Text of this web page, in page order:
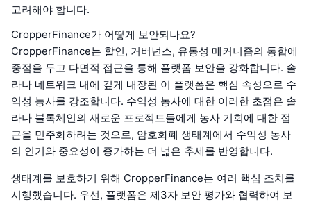
고려해야 합니다.
CropperFinance가 어떻게 보안되나요?
CropperFinance는 할인, 거버넌스, 유동성 메커니즘의 통합에
중점을 두고 다면적 접근을 통해 플랫폼 보안을 강화합니다. 솔
라나 네트워크 내에 깊게 내장된 이 플랫폼은 핵심 속성으로 수
익성 농사를 강조합니다. 수익성 농사에 대한 이러한 초점은 솔
라나 블록체인의 새로운 프로젝트들에게 농사 기회에 대한 접
근을 민주화하려는 것으로, 암호화폐 생태계에서 수익성 농사
의 인기와 중요성이 증가하는 더 넓은 추세를 반영합니다.
생태계를 보호하기 위해 CropperFinance는 여러 핵심 조치를
시행했습니다. 우선, 플랫폼은 제3자 보안 평가와 협력하여 보